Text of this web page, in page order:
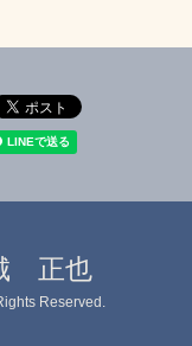
正也
Reserved.